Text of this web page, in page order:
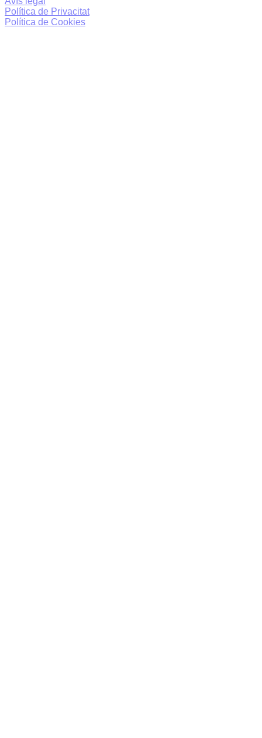
Política de Privacitat
Política de Cookies